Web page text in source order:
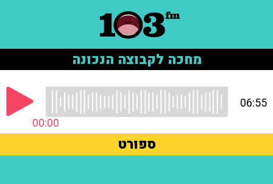
מחכה לקבוצה הנכונה
00:00
06:55
ספורט